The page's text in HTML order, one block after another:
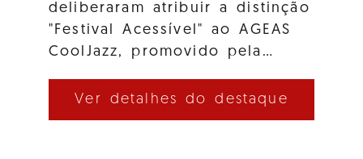
deliberaram atribuir a distinção
"Festival Acessível" ao AGEAS
CoolJazz, promovido pela…
Ver detalhes do destaque